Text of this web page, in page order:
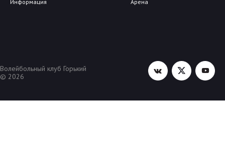
Информация
Арена
Волейбольный клуб Горький
© 2026